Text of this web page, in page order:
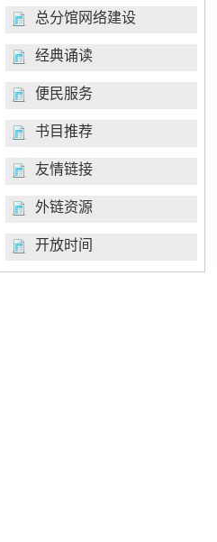
总分馆网络建设
经典诵读
便民服务
书目推荐
友情链接
外链资源
开放时间